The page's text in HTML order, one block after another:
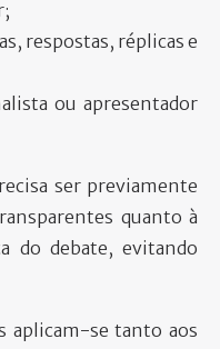
respostas, réplicas e
ou apresentador
ser previamente
quanto à
do debate, evitando
aplicam-se tanto aos